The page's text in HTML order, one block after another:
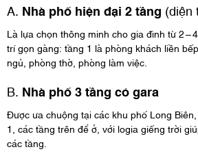
A. Nhà phố hiện đại 2 tầng (diện
Là lựa chọn thông minh cho gia đình từ 2 –
trí gọn gàng: tầng 1 là phòng khách liền
ngủ, phòng thờ, phòng làm việc.
B. Nhà phố 3 tầng có gara
Được ưa chuộng tại các khu phố Long
1, các tầng trên để ở, với logia giếng trời
các tầng.